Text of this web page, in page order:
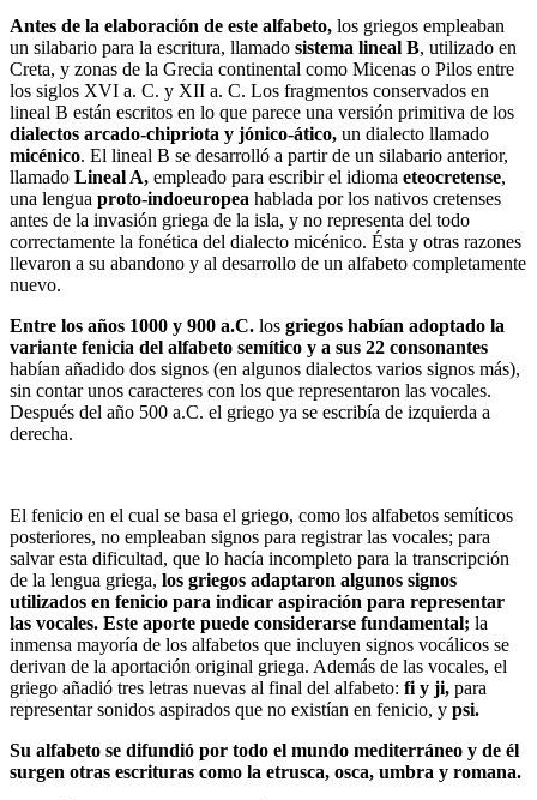
Antes de la elaboración de este alfabeto, los griegos empleaban
un silabario para la escritura, llamado sistema lineal B, utilizado en
Creta, y zonas de la Grecia continental como Micenas o Pilos entre
los siglos XVI a. C. y XII a. C. Los fragmentos conservados en
lineal B están escritos en lo que parece una versión primitiva de los
dialectos arcado-chipriota y jónico-ático, un dialecto llamado
micénico. El lineal B se desarrolló a partir de un silabario anterior,
llamado Lineal A, empleado para escribir el idioma eteocretense,
una lengua proto-indoeuropea hablada por los nativos cretenses
antes de la invasión griega de la isla, y no representa del todo
correctamente la fonética del dialecto micénico. Ésta y otras razones
llevaron a su abandono y al desarrollo de un alfabeto completamente
nuevo.
Entre los años 1000 y 900 a.C. los griegos habían adoptado la
variante fenicia del alfabeto semítico y a sus 22 consonantes
habían añadido dos signos (en algunos dialectos varios signos más),
sin contar unos caracteres con los que representaron las vocales.
Después del año 500 a.C. el griego ya se escribía de izquierda a
derecha.
El fenicio en el cual se basa el griego, como los alfabetos semíticos
posteriores, no empleaban signos para registrar las vocales; para
salvar esta dificultad, que lo hacía incompleto para la transcripción
de la lengua griega, los griegos adaptaron algunos signos
utilizados en fenicio para indicar aspiración para representar
las vocales. Este aporte puede considerarse fundamental; la
inmensa mayoría de los alfabetos que incluyen signos vocálicos se
derivan de la aportación original griega. Además de las vocales, el
griego añadió tres letras nuevas al final del alfabeto: fi y ji, para
representar sonidos aspirados que no existían en fenicio, y psi.
Su alfabeto se difundió por todo el mundo mediterráneo y de él
surgen otras escrituras como la etrusca, osca, umbra y romana.